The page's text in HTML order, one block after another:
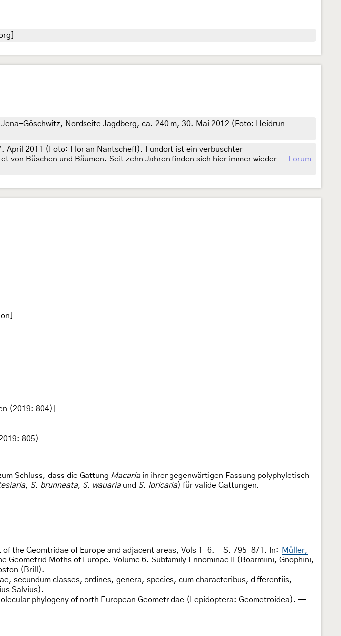
Göschwitz, Nordseite Jagdberg, ca. 240 m, 30. Mai 2012 (Foto: Heidrun
April 2011 (Foto: Florian Nantscheff). Fundort ist ein verbuschter
von Büschen und Bäumen. Seit zehn Jahren finden sich hier immer wieder
Forum
(2019: 804)]
805)
Schluss, dass die Gattung Macariain ihrer gegenwärtigen Fassung polyphyletisch
, S. brunneata, S. wauariaund S. loricaria) für valide Gattungen.
the Geomtridae of Europe and adjacent areas, Vols 1-6. - S. 795-871. In:
Müller,
Geometrid Moths of Europe. Volume 6. Subfamily Ennominae II (Boarmiini, Gnophini,
(Brill).
secundum classes, ordines, genera, species, cum characteribus, differentiis,
Salvius).
phylogeny of north European Geometridae (Lepidoptera: Geometroidea). —